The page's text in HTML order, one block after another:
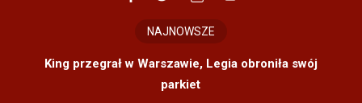
NAJNOWSZE
King przegrał w Warszawie, Legia obroniła swój
parkiet